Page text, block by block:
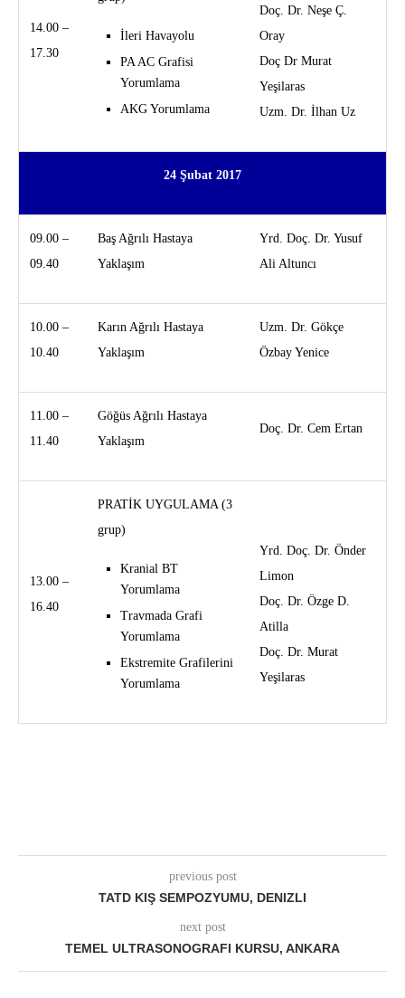
14.00 –
17.30
İleri Havayolu
PA AC Grafisi
Yorumlama
AKG Yorumlama
Doç. Dr. Neşe Ç.
Oray
Doç Dr Murat
Yeşilaras
Uzm. Dr. İlhan Uz
24 Şubat 2017
09.00 –
09.40
Baş Ağrılı Hastaya
Yaklaşım
Yrd. Doç. Dr. Yusuf
Ali Altuncı
10.00 –
10.40
Karın Ağrılı Hastaya
Yaklaşım
Uzm. Dr. Gökçe
Özbay Yenice
11.00 –
11.40
Göğüs Ağrılı Hastaya
Yaklaşım
Doç. Dr. Cem Ertan
13.00 –
16.40
PRATİK UYGULAMA (3
grup)
Kranial BT
Yorumlama
Travmada Grafi
Yorumlama
Ekstremite Grafilerini
Yorumlama
Yrd. Doç. Dr. Önder
Limon
Doç. Dr. Özge D.
Atilla
Doç. Dr. Murat
Yeşilaras
previous post
TATD KIŞ SEMPOZYUMU, DENIZLI
next post
TEMEL ULTRASONOGRAFI KURSU, ANKARA